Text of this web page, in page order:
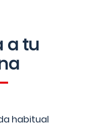
a tu
habitual